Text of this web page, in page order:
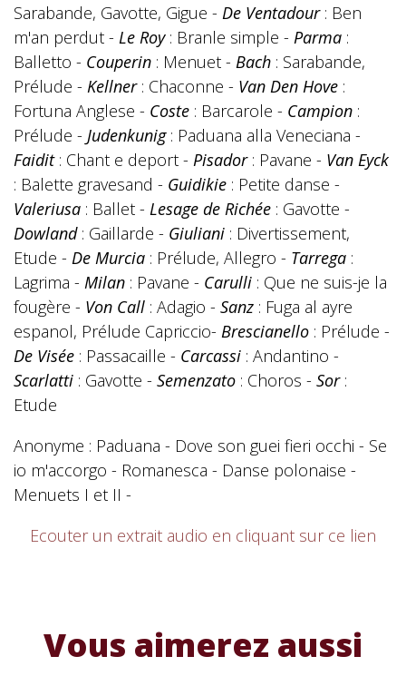
Sarabande, Gavotte, Gigue - De Ventadour: Ben
m'an perdut - Le Roy: Branle simple - Parma :
Balletto - Couperin : Menuet - Bach : Sarabande,
Prélude - Kellner : Chaconne - Van Den Hove :
Fortuna Anglese - Coste : Barcarole - Campion :
Prélude - Judenkunig : Paduana alla Veneciana -
Faidit : Chant e deport - Pisador : Pavane - Van Eyck
: Balette gravesand - Guidikie : Petite danse -
Valeriusa : Ballet - Lesage de Richée : Gavotte -
Dowland : Gaillarde - Giuliani : Divertissement,
Etude - De Murcia : Prélude, Allegro - Tarrega :
Lagrima - Milan : Pavane - Carulli : Que ne suis-je la
fougère - Von Call : Adagio - Sanz : Fuga al ayre
espanol, Prélude Capriccio- Brescianello : Prélude -
De Visée : Passacaille - Carcassi : Andantino -
Scarlatti : Gavotte - Semenzato : Choros - Sor :
Etude
Anonyme : Paduana - Dove son guei fieri occhi - Se
io m'accorgo - Romanesca - Danse polonaise -
Menuets I et II -
Ecouter un extrait audio en cliquant sur ce lien
Vous aimerez aussi